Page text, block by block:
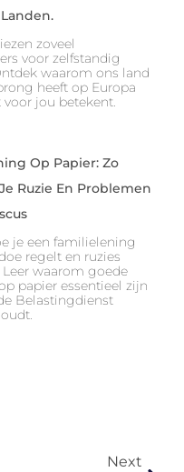
zoveel
voor zelfstandig
waarom ons land
heeft op Europa
jou betekent.
Op Papier: Zo
Ruzie En Problemen
je een familielening
regelt en ruzies
waarom goede
papier essentieel zijn
Belastingdienst
Next